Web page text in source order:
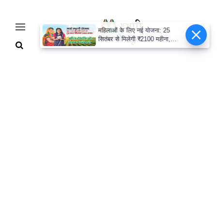
महिलाओं के लिए नई योजना: 25
सितंबर से मिलेगी ₹2100 महीना,
जानिए पूरी डिटेल